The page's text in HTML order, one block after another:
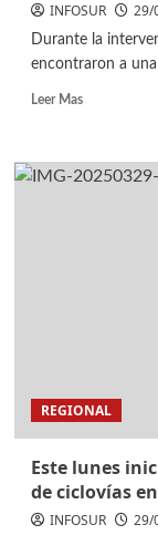
INFOSUR 29/
Durante la
encontraron a una
Leer Mas
REGIONAL
Este lunes
de ciclovías
INFOSUR 29/